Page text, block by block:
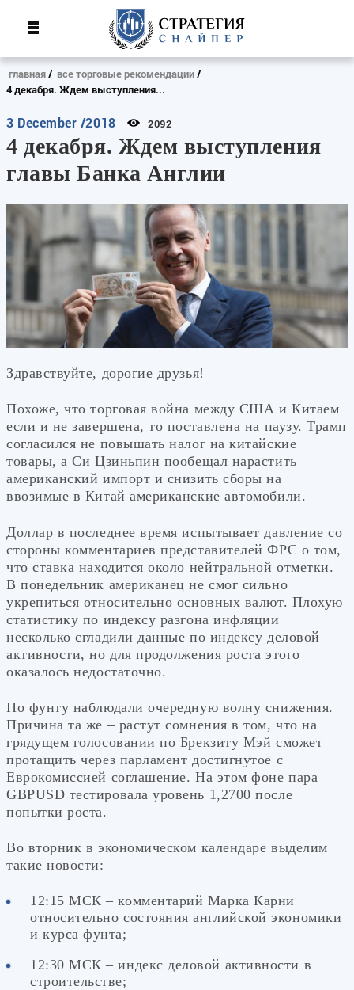
главная
все торговые рекомендации
4 декабря. Ждем выступления...
3 December /2018 2092
4 декабря. Ждем выступления
главы Банка Англии
Здравствуйте, дорогие друзья!
Похоже, что торговая война между США и Китаем
если и не завершена, то поставлена на паузу. Трамп
согласился не повышать налог на китайские
товары, а Си Цзиньпин пообещал нарастить
американский импорт и снизить сборы на
ввозимые в Китай американские автомобили.
Доллар в последнее время испытывает давление со
стороны комментариев представителей ФРС о том,
что ставка находится около нейтральной отметки.
В понедельник американец не смог сильно
укрепиться относительно основных валют. Плохую
статистику по индексу разгона инфляции
несколько сгладили данные по индексу деловой
активности, но для продолжения роста этого
оказалось недостаточно.
По фунту наблюдали очередную волну снижения.
Причина та же – растут сомнения в том, что на
грядущем голосовании по Брекзиту Мэй сможет
протащить через парламент достигнутое с
Еврокомиссией соглашение. На этом фоне пара
GBPUSD тестировала уровень 1,2700 после
попытки роста.
Во вторник в экономическом календаре выделим
такие новости:
12:15 МСК – комментарий Марка Карни
относительно состояния английской экономики
и курса фунта;
12:30 МСК – индекс деловой активности в
строительстве;